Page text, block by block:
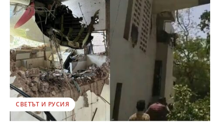
СВЕТЪТ И РУСИЯ